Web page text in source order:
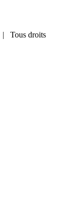
| Tous droits